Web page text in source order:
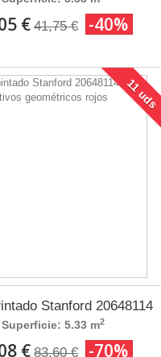
€ 41,75 € -40%
11 uds
Stanford 20648114
Superficie: 5.33 m2
€ 83,60 € -70%